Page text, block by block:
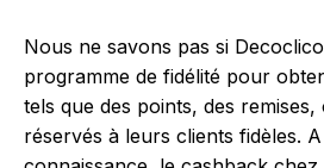
Nous ne savons pas si
programme de fidélité pour
tels que des points, des remises,
réservés à leurs clients fidèles.